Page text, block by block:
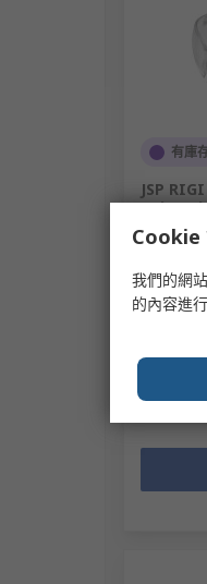
有庫
JSP
RS庫存編號
小計（1 件
數量
Cookie
我們的網
的內容進